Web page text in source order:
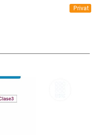
Privat